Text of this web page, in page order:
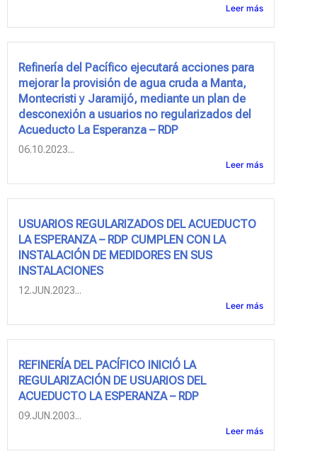
Leer más
Refinería del Pacífico ejecutará acciones para
mejorar la provisión de agua cruda a Manta,
Montecristi y Jaramijó, mediante un plan de
desconexión a usuarios no regularizados del
Acueducto La Esperanza – RDP
06.10.2023...
Leer más
USUARIOS REGULARIZADOS DEL ACUEDUCTO
LA ESPERANZA – RDP CUMPLEN CON LA
INSTALACIÓN DE MEDIDORES EN SUS
INSTALACIONES
12.JUN.2023...
Leer más
REFINERÍA DEL PACÍFICO INICIÓ LA
REGULARIZACIÓN DE USUARIOS DEL
ACUEDUCTO LA ESPERANZA – RDP
09.JUN.2003...
Leer más